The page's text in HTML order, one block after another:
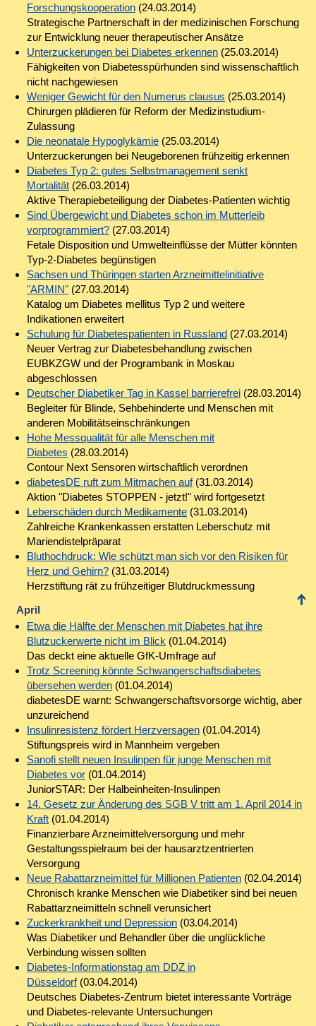
Forschungskooperation(24.03.2014)
Strategische Partnerschaft in der medizinischen Forschung
zur Entwicklung neuer therapeutischer Ansätze
Unterzuckerungen bei Diabetes erkennen(25.03.2014)
Fähigkeiten von Diabetesspürhunden sind wissenschaftlich
nicht nachgewiesen
Weniger Gewicht für den Numerus clausus (25.03.2014)
Chirurgen plädieren für Reform der Medizinstudium-
Zulassung
Die neonatale Hypoglykämie(25.03.2014)
Unterzuckerungen bei Neugeborenen frühzeitig erkennen
Diabetes Typ 2: gutes Selbstmanagement senkt
Mortalität(26.03.2014)
Aktive Therapiebeteiligung der Diabetes-Patienten wichtig
Sind Übergewicht und Diabetes schon im Mutterleib
vorprogrammiert?(27.03.2014)
Fetale Disposition und Umwelteinflüsse der Mütter könnten
Typ-2-Diabetes begünstigen
Sachsen und Thüringen starten Arzneimittelinitiative
"ARMIN"(27.03.2014)
Katalog um Diabetes mellitus Typ 2 und weitere
Indikationen erweitert
Schulung für Diabetespatienten in Russland(27.03.2014)
Neuer Vertrag zur Diabetesbehandlung zwischen
EUBKZGW und der Programbank in Moskau
abgeschlossen
Deutscher Diabetiker Tag in Kassel barrierefrei(28.03.2014)
Begleiter für Blinde, Sehbehinderte und Menschen mit
anderen Mobilitätseinschränkungen
Hohe Messqualität für alle Menschen mit
Diabetes (28.03.2014)
Contour Next Sensoren wirtschaftlich verordnen
diabetesDE ruft zum Mitmachen auf(31.03.2014)
Aktion "Diabetes STOPPEN - jetzt!" wird fortgesetzt
Leberschäden durch Medikamente(31.03.2014)
Zahlreiche Krankenkassen erstatten Leberschutz mit
Mariendistelpräparat
Bluthochdruck: Wie schützt man sich vor den Risiken für
Herz und Gehirn?(31.03.2014)
Herzstiftung rät zu frühzeitiger Blutdruckmessung
April
Etwa die Hälfte der Menschen mit Diabetes hat ihre
Blutzuckerwerte nicht im Blick (01.04.2014)
Das deckt eine aktuelle GfK-Umfrage auf
Trotz Screening könnte Schwangerschaftsdiabetes
übersehen werden(01.04.2014)
diabetesDE warnt: Schwangerschaftsvorsorge wichtig, aber
unzureichend
Insulinresistenz fördert Herzversagen(01.04.2014)
Stiftungspreis wird in Mannheim vergeben
Sanofi stellt neuen Insulinpen für junge Menschen mit
Diabetes vor(01.04.2014)
JuniorSTAR: Der Halbeinheiten-Insulinpen
14. Gesetz zur Änderung des SGB V tritt am 1. April 2014 in
Kraft(01.04.2014)
Finanzierbare Arzneimittelversorgung und mehr
Gestaltungsspielraum bei der hausarztzentrierten
Versorgung
Neue Rabattarzneimittel für Millionen Patienten(02.04.2014)
Chronisch kranke Menschen wie Diabetiker sind bei neuen
Rabattarzneimitteln schnell verunsichert
Zuckerkrankheit und Depression(03.04.2014)
Was Diabetiker und Behandler über die unglückliche
Verbindung wissen sollten
Diabetes-Informationstag am DDZ in
Düsseldorf(03.04.2014)
Deutsches Diabetes-Zentrum bietet interessante Vorträge
und Diabetes-relevante Untersuchungen